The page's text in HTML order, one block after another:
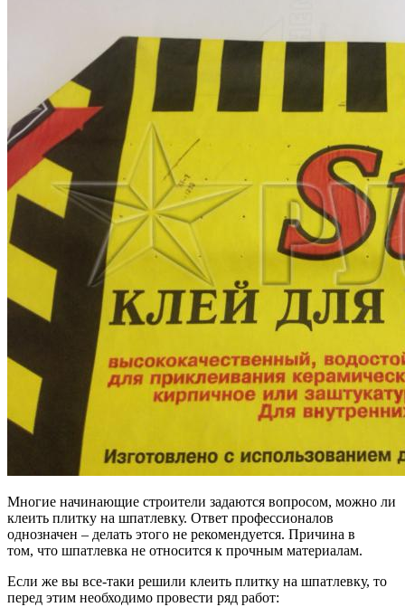
Многие начинающие строители задаются вопросом, можно ли
клеить плитку на шпатлевку. Ответ профессионалов
однозначен – делать этого не рекомендуется. Причина в
том, что шпатлевка не относится к прочным материалам.
Если же вы все-таки решили клеить плитку на шпатлевку, то
перед этим необходимо провести ряд работ: